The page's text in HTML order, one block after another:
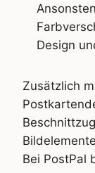
Design
Zusätzlich
Bei PostPal